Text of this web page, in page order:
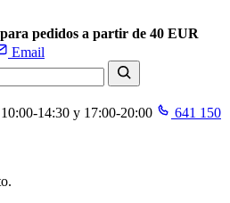
pedidos a partir de 40 EUR
Email
10:00-14:30 y 17:00-20:00
641 150